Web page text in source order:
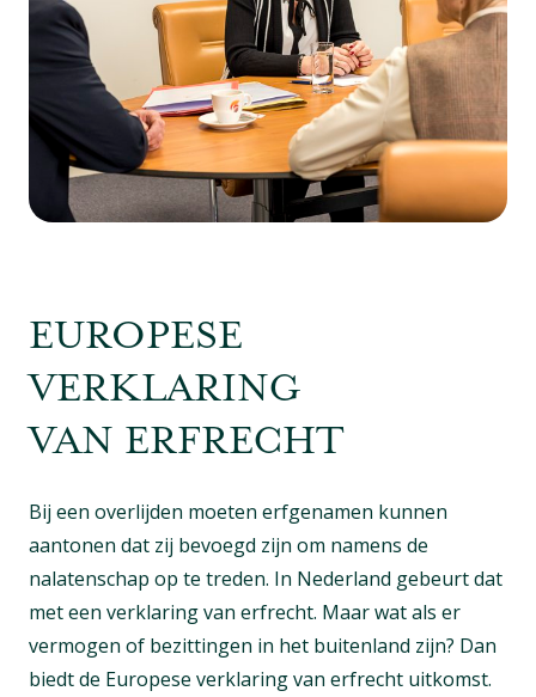
EUROPESE
VERKLARING
VAN ERFRECHT
Bij een overlijden moeten erfgenamen kunnen
aantonen dat zij bevoegd zijn om namens de
nalatenschap op te treden. In Nederland gebeurt dat
met een verklaring van erfrecht. Maar wat als er
vermogen of bezittingen in het buitenland zijn? Dan
biedt de Europese verklaring van erfrecht uitkomst.